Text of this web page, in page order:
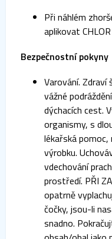
Při náhlém
aplikovat
Bezpečnostní pokyny
Varování. Zdraví
vážné
dýchacích cest.
organismy, s
lékařská
výrobku.
vdechování
prostředí. PŘI
opatrně
čočky, jsou-li
snadno.